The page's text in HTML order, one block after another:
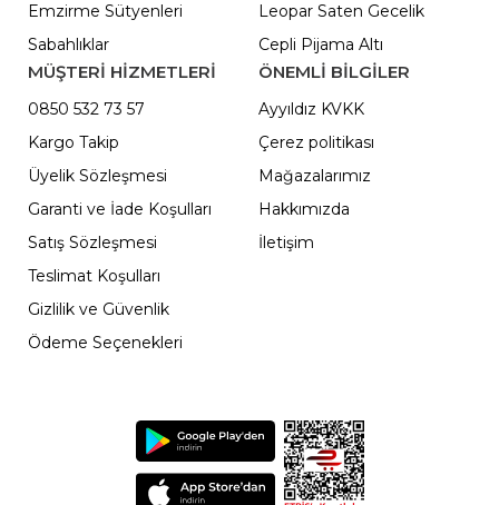
Emzirme Sütyenleri
Sabahlıklar
Leopar Saten Gecelik
Cepli Pijama Altı
MÜŞTERİ HİZMETLERİ
0850 532 73 57
Kargo Takip
Üyelik Sözleşmesi
Garanti ve İade Koşulları
Satış Sözleşmesi
Teslimat Koşulları
Gizlilik ve Güvenlik
Ödeme Seçenekleri
ÖNEMLI BILGILER
Ayyıldız KVKK
Çerez politikası
Mağazalarımız
Hakkımızda
İletişim